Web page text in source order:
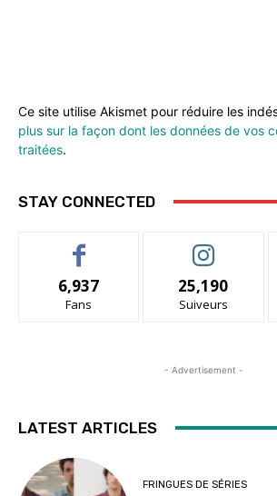
Ce site utilise Akismet pour réduire les
plus sur la façon dont les données de vos
traitées.
STAY CONNECTED
6,937
Fans
25,190
Suiveurs
- Advertisement -
LATEST ARTICLES
FRINGUES DE SÉRIES